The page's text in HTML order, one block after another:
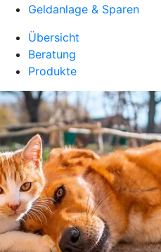
Geldanlage & Sparen
Übersicht
Beratung
Produkte